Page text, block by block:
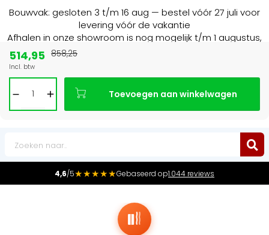
Bouwvak: gesloten 3 t/m 16 aug — bestel vóór 27 juli voor
levering vóór de vakantie
Afhalen in onze showroom is nog mogelijk t/m 1 augustus,
4,6/5★★★★★Gebaseerd op1.044 reviews
514,95
Incl. btw
858,25
Toevoegen aan winkelwagen